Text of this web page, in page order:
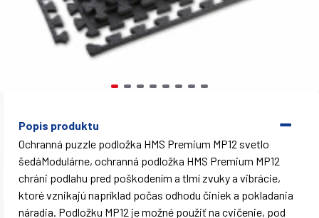
Popis produktu
Ochranná puzzle podložka HMS Premium MP12 svetlo
šedáModulárne, ochranná podložka HMS Premium MP12
chráni podlahu pred poškodením a tlmí zvuky a vibrácie,
ktoré vznikajú napríklad počas odhodu činiek a pokladania
náradia. Podložku MP12 je možné použiť na cvičenie, pod